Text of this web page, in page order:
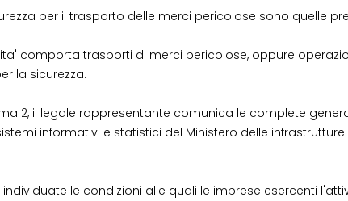
per il trasporto delle merci pericolose sono quelle
comporta trasporti di merci pericolose, oppure
la sicurezza.
2, il legale rappresentante comunica le complete
informativi e statistici del Ministero delle
le condizioni alle quali le imprese esercenti